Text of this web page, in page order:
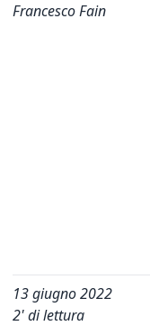
Francesco Fain
13 giugno 2022
2' di lettura